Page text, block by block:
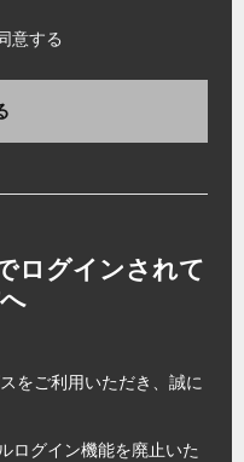
意する
ログインされて
をご利用いただき、誠に
ログイン機能を廃止いた